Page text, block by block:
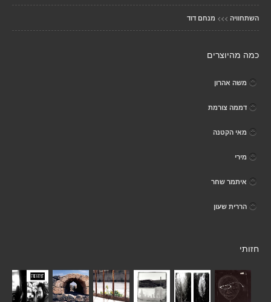
השתחוויה >>> מנחם דוד
כמה מהיוצרים
משה אהרון
דממה צורמת
מאי הקטנה
מירי
איתמר שחר
הררית שעון
חזותי